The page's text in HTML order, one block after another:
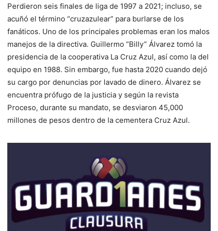
Perdieron seis finales de liga de 1997 a 2021; incluso, se
acuñó el término “cruzazulear” para burlarse de los
fanáticos. Uno de los principales problemas eran los malos
manejos de la directiva. Guillermo “Billy” Álvarez tomó la
presidencia de la cooperativa La Cruz Azul, así como la del
equipo en 1988. Sin embargo, fue hasta 2020 cuando dejó
su cargo por denuncias por lavado de dinero. Álvarez se
encuentra prófugo de la justicia y según la revista
Proceso, durante su mandato, se desviaron 45,000
millones de pesos dentro de la cementera Cruz Azul.